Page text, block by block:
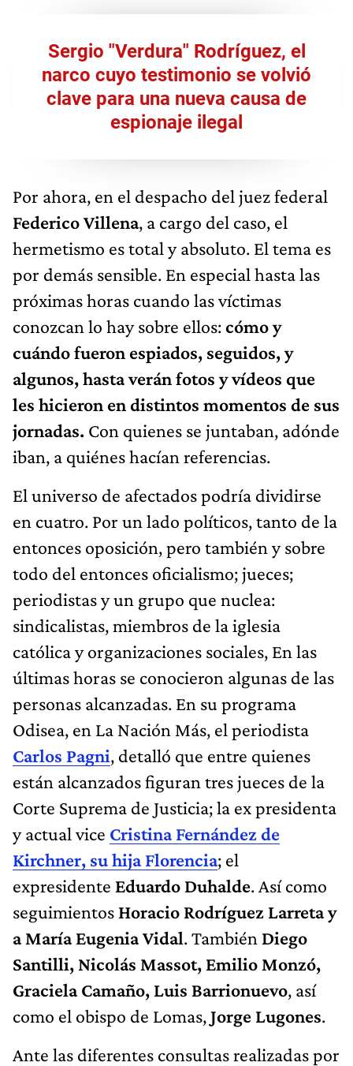
Sergio "Verdura" Rodríguez, el
narco cuyo testimonio se volvió
clave para una nueva causa de
espionaje ilegal
Por ahora, en el despacho del juez federal
Federico Villena, a cargo del caso, el
hermetismo es total y absoluto. El tema es
por demás sensible. En especial hasta las
próximas horas cuando las víctimas
conozcan lo hay sobre ellos:cómo y
cuándo fueron espiados, seguidos, y
algunos, hasta verán fotos y vídeos que
les hicieron en distintos momentos de sus
jornadas. Con quienes se juntaban, adónde
iban, a quiénes hacían referencias.
El universo de afectados podría dividirse
en cuatro. Por un lado políticos, tanto de la
entonces oposición, pero también y sobre
todo del entonces oficialismo; jueces;
periodistas y un grupo que nuclea:
sindicalistas, miembros de la iglesia
católica y organizaciones sociales, En las
últimas horas se conocieron algunas de las
personas alcanzadas. En su programa
Odisea, en La Nación Más, el periodista
Carlos Pagni, detalló que entre quienes
están alcanzados figuran tres jueces de la
Corte Suprema de Justicia; la ex presidenta
y actual vice Cristina Fernández de
Kirchner, su hija Florencia; el
expresidente Eduardo Duhalde. Así como
seguimientos Horacio Rodríguez Larreta y
a María Eugenia Vidal. También Diego
Santilli, Nicolás Massot, Emilio Monzó,
Graciela Camaño, Luis Barrionuevo, así
como el obispo de Lomas,Jorge Lugones.
Ante las diferentes consultas realizadas por